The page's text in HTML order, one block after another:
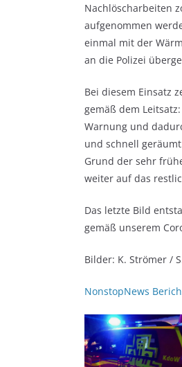
Nachlöscharbeiten
aufgenommen
einmal mit der
an die Polizei
Bei diesem Einsatz
gemäß dem
Warnung und
und schnell
Grund der sehr
weiter auf das
Das letzte Bild
gemäß unserem
Bilder: K. Strömer /
NonstopNews